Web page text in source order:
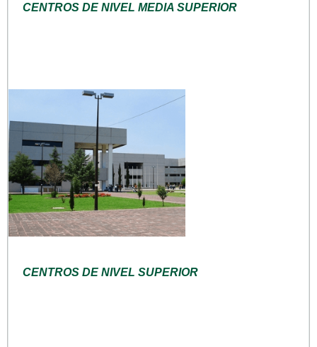
CENTROS DE NIVEL MEDIA SUPERIOR
CENTROS DE NIVEL SUPERIOR